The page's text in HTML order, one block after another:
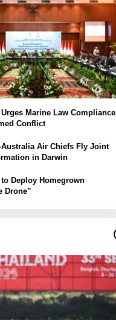
Urges Marine Law Compliance
Conflict
Australia Air Chiefs Fly Joint
in Darwin
to Deploy Homegrown
Drone”